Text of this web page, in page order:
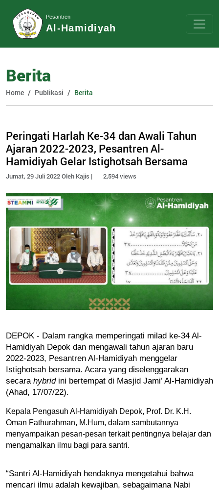
Pesantren
Al-Hamidiyah
Berita
Home Publikasi Berita
Peringati Harlah Ke-34 dan Awali Tahun
Ajaran 2022-2023, Pesantren Al-
Hamidiyah Gelar Istighotsah Bersama
Jumat, 29 Juli 2022 Oleh Kajis | 2,594 views
DEPOK - Dalam rangka memperingati milad ke-34 Al-
Hamidiyah Depok dan mengawali tahun ajaran baru
2022-2023, Pesantren Al-Hamidiyah menggelar
Istighotsah bersama. Acara yang diselenggarakan
secara hybrid ini bertempat di Masjid Jami’ Al-Hamidiyah
(Ahad, 17/07/22).
Kepala Pengasuh Al-Hamidiyah Depok, Prof. Dr. K.H.
Oman Fathurahman, M.Hum, dalam sambutannya
menyampaikan pesan-pesan terkait pentingnya belajar dan
mengamalkan ilmu bagi para santri.
“Santri Al-Hamidiyah hendaknya mengetahui bahwa
mencari ilmu adalah kewajiban, sebagaimana Nabi